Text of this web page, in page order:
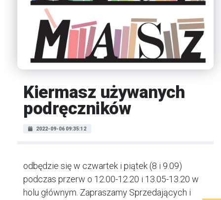
Kiermasz używanych
podręczników
2022-09-06 09:35:12
odbędzie się w czwartek i piątek (8 i 9.09)
podczas przerw o 12.00-12.20 i 13.05-13.20 w
holu głównym. Zapraszamy Sprzedających i